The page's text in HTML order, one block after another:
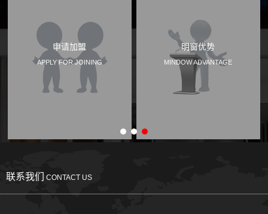
明窗优势
MINDOW ADVANTAGE
加盟条件
JOIN CONDITIONS
联系我们 CONTACT US